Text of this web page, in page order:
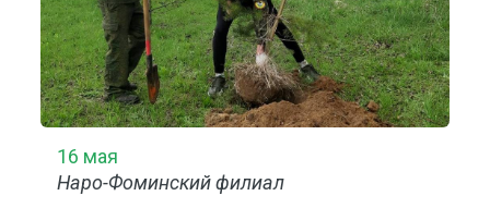
16 мая
Наро-Фоминский филиал